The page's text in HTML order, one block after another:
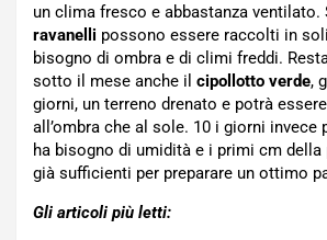
un clima fresco e abbastanza
ravanelli possono essere raccolti in
bisogno di ombra e di climi freddi.
sotto il mese anche il cipollotto verde,
giorni, un terreno drenato e potrà
all’ombra che al sole. 10 i giorni invece
ha bisogno di umidità e i primi cm della
già sufficienti per preparare un ottimo
Gli articoli più letti: